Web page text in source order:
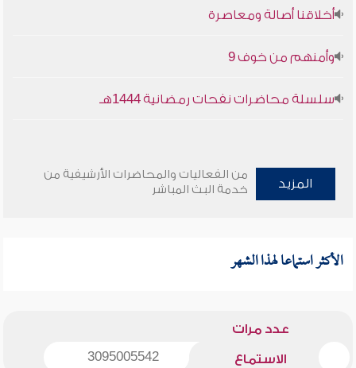
أخلاقنا أصالة ومعاصرة
وأمنهم من خوف 9
سلسلة محاضرات نفحات رمضانية 1444هـ
المزيد
من الفعاليات والمحاضرات الأرشيفية من
خدمة البث المباشر
الأكثر استماعا لهذا الشهر
عدد مرات
الاستماع 3095005542